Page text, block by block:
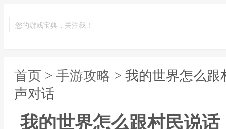
您的游戏宝典，关注我！
首页 > 手游攻略 > 我的世界怎么
声对话
我的世界怎么跟村民说